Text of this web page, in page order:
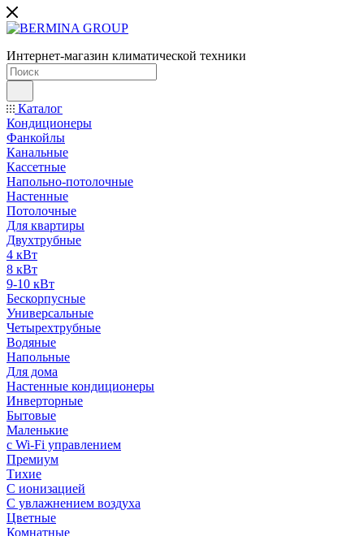
Интернет-магазин климатической техники
Каталог
Кондиционеры
Фанкойлы
Канальные
Кассетные
Напольно-потолочные
Настенные
Потолочные
Для квартиры
Двухтрубные
4 кВт
8 кВт
9-10 кВт
Бескорпусные
Универсальные
Четырехтрубные
Водяные
Напольные
Для дома
Настенные кондиционеры
Инверторные
Бытовые
Маленькие
с Wi-Fi управлением
Премиум
Тихие
С ионизацией
С увлажнением воздуха
Цветные
Комнатные